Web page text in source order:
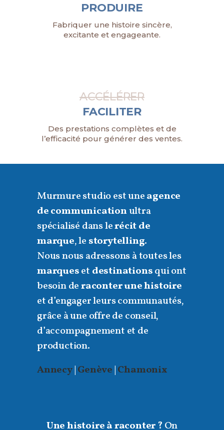
PRODUIRE
Fabriquer une histoire sincère,
excitante et engageante.
ACCÉLÉRER
FACILITER
Des prestations complètes et de
l’efficacité pour générer des ventes.
Murmure studio est uneagence
de communicationultra
spécialisé dans lerécit de
marque, le storytelling.
Nous nous adressons à toutes les
marqueset destinationsqui ont
besoin deraconter une histoire
et d’engager leurs communautés,
grâce à une offre de conseil,
d’accompagnement et de
production.
Annecy|Genève|Chamonix
Une histoire à raconter ? On